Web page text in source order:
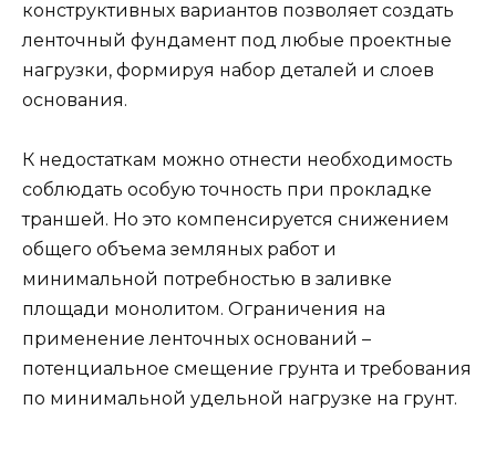
конструктивных вариантов позволяет создать
ленточный фундамент под любые проектные
нагрузки, формируя набор деталей и слоев
основания.
К недостаткам можно отнести необходимость
соблюдать особую точность при прокладке
траншей. Но это компенсируется снижением
общего объема земляных работ и
минимальной потребностью в заливке
площади монолитом. Ограничения на
применение ленточных оснований –
потенциальное смещение грунта и требования
по минимальной удельной нагрузке на грунт.